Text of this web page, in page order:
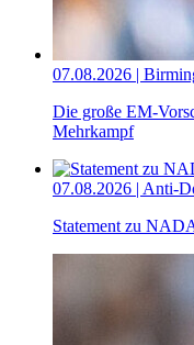
07.08.2026 |
Die große EM-
Mehrkampf
07.08.2026 | Anti-
Statement zu